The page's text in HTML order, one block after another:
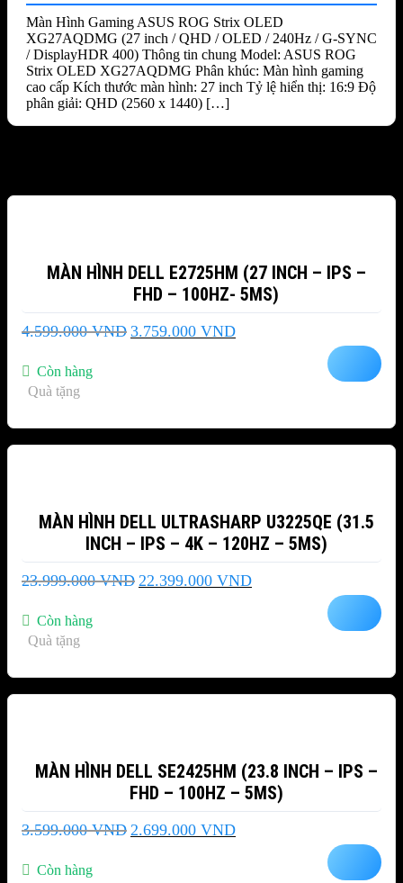
Màn Hình Gaming ASUS ROG Strix OLED
XG27AQDMG (27 inch / QHD / OLED / 240Hz / G-SYNC
/ DisplayHDR 400) Thông tin chung Model: ASUS ROG
Strix OLED XG27AQDMG Phân khúc: Màn hình gaming
cao cấp Kích thước màn hình: 27 inch Tỷ lệ hiển thị: 16:9 Độ
phân giải: QHD (2560 x 1440) […]
MÀN HÌNH DELL E2725HM (27 INCH – IPS –
FHD – 100HZ- 5MS)
4.599.000VND Giá
3.759.000 VNDGiá
Còn hàng
Quà tặng
MÀN HÌNH DELL ULTRASHARP U3225QE (31.5
INCH – IPS – 4K – 120HZ – 5MS)
23.999.000VND Giá
22.399.000 VNDGiá
Còn hàng
Quà tặng
MÀN HÌNH DELL SE2425HM (23.8 INCH – IPS –
FHD – 100HZ – 5MS)
3.599.000VND Giá
2.699.000 VNDGiá
Còn hàng